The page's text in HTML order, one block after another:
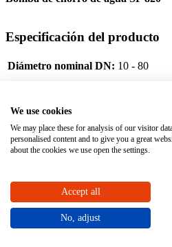
Especificación del producto
Diámetro nominal DN: 10 - 80
Material
Material del cuerpo (en contacto
We use cookies
We may place these for analysis of our visitor
personalised content and to give you a great
about the cookies we use open the settings.
Accept all
No, adjust